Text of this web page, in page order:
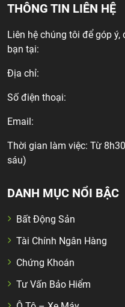
THÔNG TIN LIÊN HỆ
Liên hệ chúng tôi để góp
bạn tại:
Địa chỉ:
Số điện thoại:
Email:
Thời gian làm việc: Từ
sáu)
DANH MỤC NỔI BẬC
Bất Động Sản
Tài Chính Ngân Hàng
Chứng Khoán
Tư Vấn Bảo Hiểm